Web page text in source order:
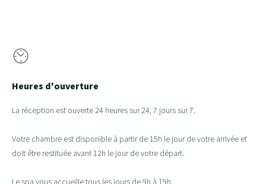
Heures d'ouverture
La réception est ouverte 24 heures sur 24, 7 jours sur 7.
Votre chambre est disponible à partir de 15h le jour de votre arrivée et
doit être restituée avant 12h le jour de votre départ.